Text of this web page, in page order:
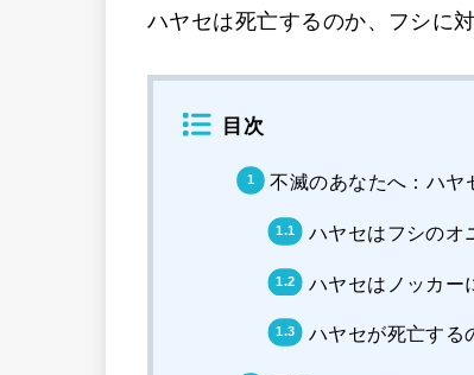
ハヤセは死亡するのか、フシに
目次
不滅のあなたへ：ハヤ
ハヤセはフシのオ
ハヤセはノッカー
ハヤセが死亡する